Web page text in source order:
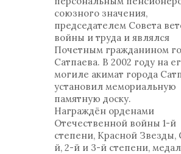
союзного значения,
председателем Совета
войны и труда и являлся
Почетным гражданином
Сатпаева. В 2002 году на
могиле акимат города
установил мемориальную
памятную доску.
Награждён орденами
Отечественной войны 1-й
степени, Красной Звезды,
й, 2-й и 3-й степени,